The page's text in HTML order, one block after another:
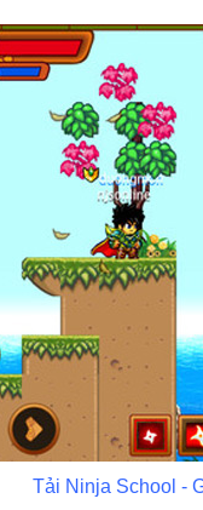
Tải Ninja School -